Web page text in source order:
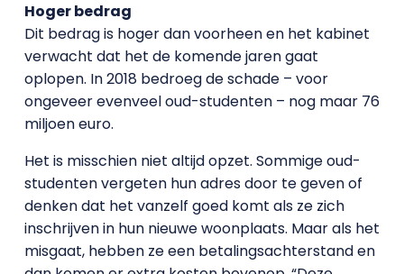
Hoger bedrag
Dit bedrag is hoger dan voorheen en het kabinet
verwacht dat het de komende jaren gaat
oplopen. In 2018 bedroeg de schade – voor
ongeveer evenveel oud-studenten – nog maar 76
miljoen euro.
Het is misschien niet altijd opzet. Sommige oud-
studenten vergeten hun adres door te geven of
denken dat het vanzelf goed komt als ze zich
inschrijven in hun nieuwe woonplaats. Maar als het
misgaat, hebben ze een betalingsachterstand en